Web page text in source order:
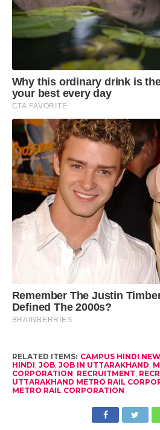
RELATED ITEMS: CAMPUS HINDI
HINDI JOB, JOB IN UTTARAKHAND
CORPORATION RECRUITMENT
UTTARAKHAND METRO RAIL
METRO RAIL CORPORATION